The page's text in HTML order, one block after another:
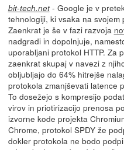
bit-tech.net- Google je v
tehnologiji, ki vsaka na
Zaenkrat je še v fazi razvoja
nadgradi in dopolnjuje,
uporabljani protokol HTTP. Za
zaenkrat skupaj v navezi z
obljubljajo do 64% hitrejše
protokola zmanjševati latence
To dosežejo s kompresijo
virov in priotirizacijo prenosa
izvorne kode projekta
Chrome, protokol SPDY že
dokler protokola ne bodo